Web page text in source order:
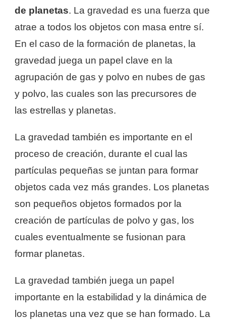
de planetas. La gravedad es una fuerza que
atrae a todos los objetos con masa entre sí.
En el caso de la formación de planetas, la
gravedad juega un papel clave en la
agrupación de gas y polvo en nubes de gas
y polvo, las cuales son las precursores de
las estrellas y planetas.
La gravedad también es importante en el
proceso de creación, durante el cual las
partículas pequeñas se juntan para formar
objetos cada vez más grandes. Los planetas
son pequeños objetos formados por la
creación de partículas de polvo y gas, los
cuales eventualmente se fusionan para
formar planetas.
La gravedad también juega un papel
importante en la estabilidad y la dinámica de
los planetas una vez que se han formado. La